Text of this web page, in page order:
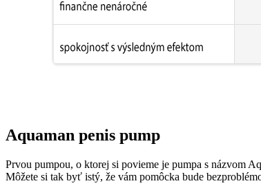
Aquaman penis pump
Prvou pumpou, o ktorej si povieme je pumpa s názvom
Môžete si tak byť istý, že vám pomôcka bude